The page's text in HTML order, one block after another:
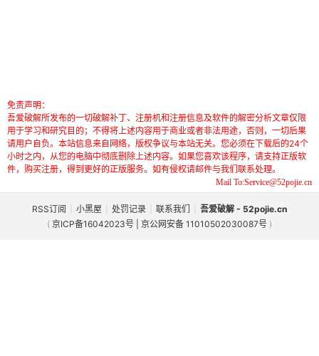
免责声明：
吾爱破解所发布的一切破解补丁、注册机和注册信息及软件的解密分析文章仅限
用于学习和研究目的；不得将上述内容用于商业或者非法用途，否则，一切后果
请用户自负。本站信息来自网络，版权争议与本站无关。您必须在下载后的24个
小时之内，从您的电脑中彻底删除上述内容。如果您喜欢该程序，请支持正版软
件，购买注册，得到更好的正版服务。如有侵权请邮件与我们联系处理。
Mail To:Service@52pojie.cn
RSS订阅 小黑屋 处罚记录 联系我们
吾爱破解 - 52pojie.cn
( 京ICP备16042023号 | 京公网安备 11010502030087号 )